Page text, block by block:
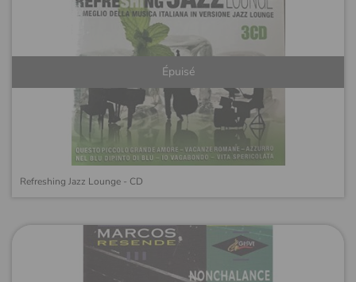
Épuisé
Refreshing Jazz Lounge - CD